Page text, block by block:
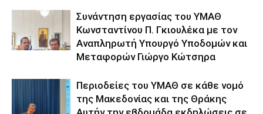
Συνάντηση εργασίας του ΥΜΑΘ
Κωνσταντίνου Π. Γκιουλέκα με τον
Αναπληρωτή Υπουργό Υποδομών και
Μεταφορών Γιώργο Κώτσηρα
Περιοδείες του ΥΜΑΘ σε κάθε νομό
της Μακεδονίας και της Θράκης